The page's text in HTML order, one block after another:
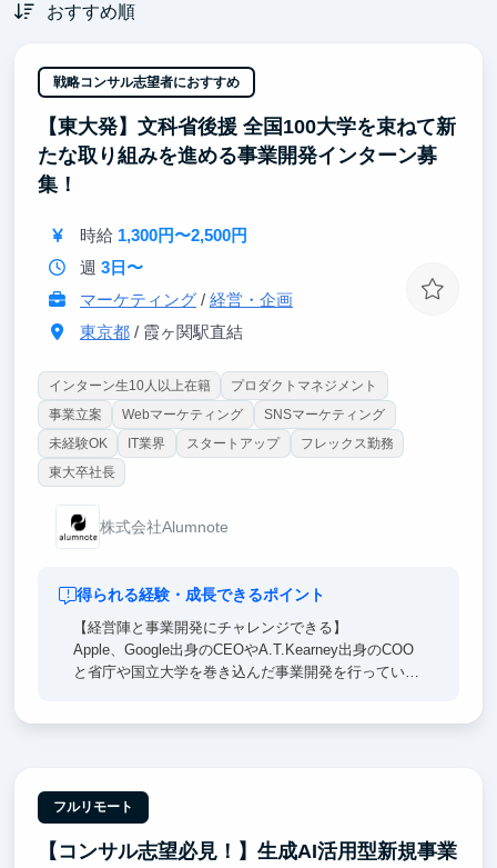
おすすめ順
戦略コンサル志望者におすすめ
【東大発】文科省後援 全国100大学を束ねて新
たな取り組みを進める事業開発インターン募
集！
時給 1,300円〜2,500円
週 3日〜
マーケティング/ 経営・企画
東京都/ 霞ヶ関駅直結
インターン生10人以上在籍
プロダクトマネジメント
事業立案
Webマーケティング
SNSマーケティング
未経験OK
IT業界 スタートアップ
フレックス勤務
東大卒社長
株式会社Alumnote
得られる経験・成長できるポイント
【経営陣と事業開発にチャレンジできる】
Apple、Google出身のCEOやA.T.Kearney出身のCOO
と省庁や国立大学を巻き込んだ事業開発を行っていた
務にはどんどん挑戦できる環境が整っています。
実務経験を積みながら成長でき、就活で武器になるエ
ピソードが得られます。
フルリモート
【コンサル志望必見！】生成AI活用型新規事業